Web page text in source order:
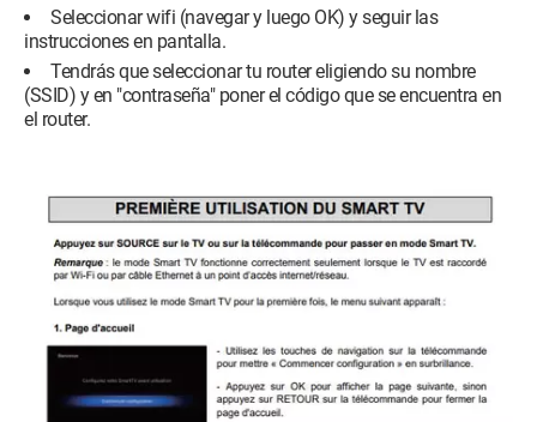
Seleccionar wifi (navegar y luego OK) y seguir las
instrucciones en pantalla.
Tendrás que seleccionar tu router eligiendo su nombre
(SSID) y en "contraseña" poner el código que se encuentra en
el router.